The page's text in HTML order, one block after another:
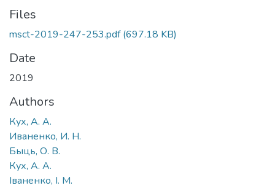
Files
msct-2019-247-253.pdf(697.18 KB)
Date
2019
Authors
Кух, А. А.
Иваненко, И. Н.
Быць, О. В.
Кух, А. А.
Іваненко, І. М.